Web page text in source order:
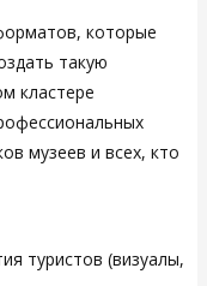
которые
такую
кластере
музеев и всех, кто
туристов (визуалы,